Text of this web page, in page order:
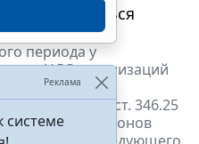
на УСН являться
году?
периода у
от НДС организаций
в
подп. 1 и 3 п. 1 ст. 346.25
60 миллионов
системе